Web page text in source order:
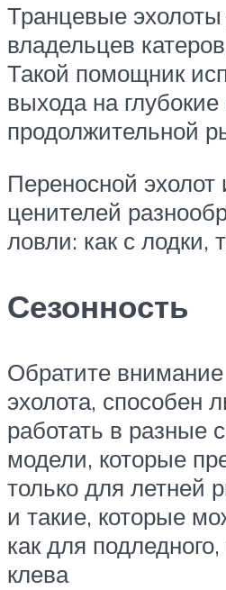
Транцевые
владельцев
Такой помощник
выхода на
продолжительной
Переносной эхолот
ценителей
ловли: как с лодки,
Сезонность
Обратите
эхолота, способен
работать в разные
модели, которые
только для летней
и такие, которые
как для подледного,
клева